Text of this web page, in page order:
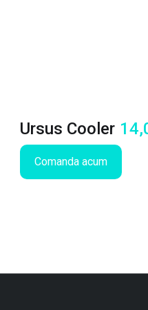
Ursus Cooler
Comanda acum